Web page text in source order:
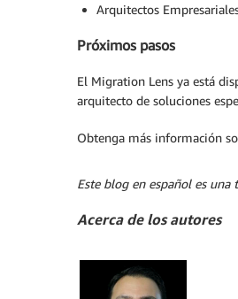
Arquitectos
Próximos pasos
El Migration Lens ya está
arquitecto de soluciones
Obtenga más información
Este blog en español es
Acerca de los autores